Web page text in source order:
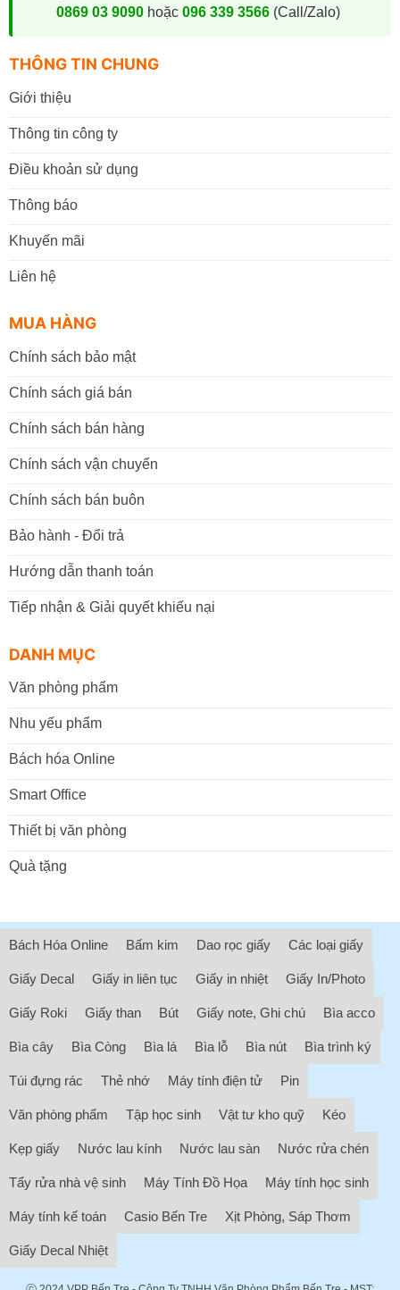
0869 03 9090hoặc 096 339 3566(Call/Zalo)
THÔNG TIN CHUNG
Giới thiệu
Thông tin công ty
Điều khoản sử dụng
Thông báo
Khuyến mãi
Liên hệ
MUA HÀNG
Chính sách bảo mật
Chính sách giá bán
Chính sách bán hàng
Chính sách vận chuyển
Chính sách bán buôn
Bảo hành - Đổi trả
Hướng dẫn thanh toán
Tiếp nhận & Giải quyết khiếu nại
DANH MỤC
Văn phòng phẩm
Nhu yếu phẩm
Bách hóa Online
Smart Office
Thiết bị văn phòng
Quà tặng
Bách Hóa Online Bấm kim Dao rọc giấy Các loại giấy
Giấy Decal Giấy in liên tục Giấy in nhiệt Giấy In/Photo
Giấy Roki Giấy than Bút Giấy note, Ghi chú Bìa acco
Bìa cây Bìa Còng Bìa lá Bìa lỗ Bìa nút Bìa trình ký
Túi đựng rác Thẻ nhớ Máy tính điện tử Pin
Văn phòng phẩm Tập học sinh Vật tư kho quỹ Kéo
Kẹp giấy Nước lau kính Nước lau sàn Nước rửa chén
Tẩy rửa nhà vệ sinh Máy Tính Đồ Họa Máy tính học sinh
Máy tính kế toán Casio Bến Tre Xịt Phòng, Sáp Thơm
Giấy Decal Nhiệt